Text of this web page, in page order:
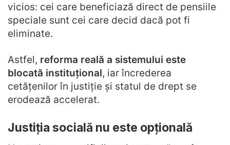
vicios: cei care beneficiază direct de pensiile
speciale sunt cei care decid dacă pot fi
eliminate.
Astfel, reforma reală a sistemului este
blocată instituțional, iar încrederea
cetățenilor în justiție și statul de drept se
erodează accelerat.
Justiția socială nu este opțională